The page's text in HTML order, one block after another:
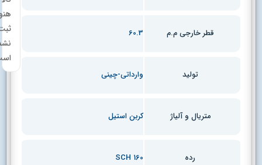
قطر خارجی م.م
تولید وارداتی-چینی
متریال و آلیاژ کربن استیل
SCH 160
نشده
است.